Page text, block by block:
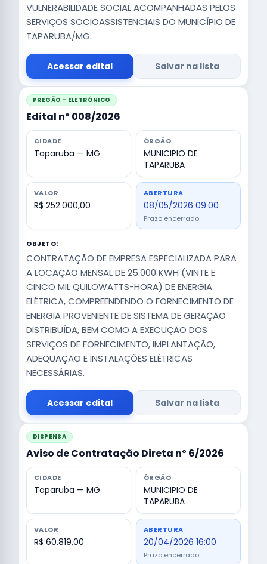
VULNERABILIDADE SOCIAL ACOMPANHADAS PELOS
SERVIÇOS SOCIOASSISTENCIAIS DO MUNICÍPIO DE
TAPARUBA/MG.
Acessar edital Salvar na lista
PREGÃO - ELETRÔNICO
Edital nº 008/2026
CIDADE
Taparuba — MG
ÓRGÃO
MUNICIPIO DE
TAPARUBA
VALOR
R$ 252.000,00
ABERTURA
08/05/2026 09:00
Prazo encerrado
OBJETO:
CONTRATAÇÃO DE EMPRESA ESPECIALIZADA PARA
A LOCAÇÃO MENSAL DE 25.000 KWH (VINTE E
CINCO MIL QUILOWATTS-HORA) DE ENERGIA
ELÉTRICA, COMPREENDENDO O FORNECIMENTO DE
ENERGIA PROVENIENTE DE SISTEMA DE GERAÇÃO
DISTRIBUÍDA, BEM COMO A EXECUÇÃO DOS
SERVIÇOS DE FORNECIMENTO, IMPLANTAÇÃO,
ADEQUAÇÃO E INSTALAÇÕES ELÉTRICAS
NECESSÁRIAS.
Acessar edital Salvar na lista
DISPENSA
Aviso de Contratação Direta nº 6/2026
CIDADE
Taparuba — MG
ÓRGÃO
MUNICIPIO DE
TAPARUBA
VALOR
R$ 60.819,00
ABERTURA
20/04/2026 16:00
Prazo encerrado